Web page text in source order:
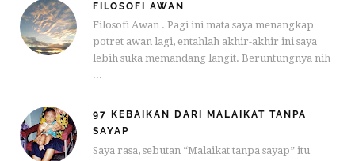
FILOSOFI AWAN
Filosofi Awan . Pagi ini mata saya menangkap
potret awan lagi, entahlah akhir-akhir ini saya
lebih suka memandang langit. Beruntungnya nih
...
97 KEBAIKAN DARI MALAIKAT TANPA
SAYAP
Saya rasa, sebutan “Malaikat tanpa sayap” itu